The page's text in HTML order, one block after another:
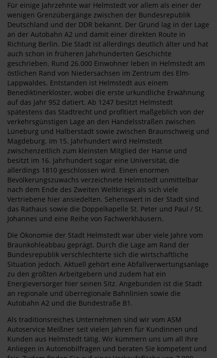
Für einige Jahrzehnte war Helmstedt vor allem als einer der
wenigen Grenzübergänge zwischen der Bundesrepublik
Deutschland und der DDR bekannt. Der Grund lag in der Lage
an der Autobahn A2 und damit einer direkten Route in
Richtung Berlin. Die Stadt ist allerdings deutlich älter und hat
auch schon in früheren Jahrhunderten Geschichte
geschrieben. Rund 26.000 Einwohner leben in Helmstedt am
östlichen Rand von Niedersachsen im Zentrum des Elm-
Lappwaldes. Entstanden ist Helmstedt aus einem
Benediktinerkloster, wobei die erste urkundliche Erwähnung
auf das Jahr 952 datiert. Ab 1247 besitzt Helmstedt
spätestens das Stadtrecht und profitiert maßgeblich von der
verkehrsgünstigen Lage an den Handelsstraßen zwischen
Lüneburg und Halberstadt sowie zwischen Braunschweig und
Magdeburg. Im 15. Jahrhundert wird Helmstedt
zwischenzeitlich zum kleinsten Mitglied der Hanse und
besitzt im 16. Jahrhundert sogar eine Universität, die
allerdings 1810 geschlossen wird. Einen enormen
Bevölkerungszuwachs verzeichnete Helmstedt unmittelbar
nach dem Ende des Zweiten Weltkriegs als sich viele
Vertriebene hier ansiedelten. Sehenswert in der Stadt sind
das Rathaus sowie die Doppelkapelle St. Peter und Paul / St.
Johannes und eine Reihe von Fachwerkhäusern.
Die Ökonomie der Stadt Helmstedt war über viele Jahre vom
Braunkohleabbau geprägt. Durch die Lage am Rand der
Bundesrepublik verschlechterte sich die wirtschaftliche
Situation jedoch. Aktuell gehört eine Abfallverwertungsanlage
zu den größten Arbeitgebern und zudem hat ein
Energieversorger hier seinen Sitz. Angebunden ist die Stadt
an regionale und überregionale Bahnlinien sowie die
Autobahn A2 und die Bundestraße B1.
Als traditionsreiches Unternehmen sind wir vom ASM
Autoservice Meißner seit vielen Jahren für Kundinnen und
Kunden aus Helmstedt tätig. Wir kümmern uns um all Ihre
Anliegen in Automobilfragen und beraten Sie kompetent und